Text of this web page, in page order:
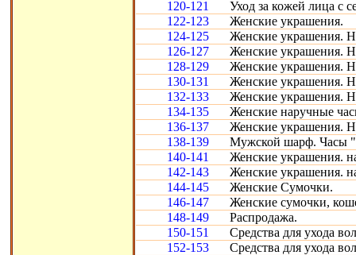
120-121
Уход за кожей лица с
122-123
Женские украшения.
124-125
Женские украшения.
126-127
Женские украшения.
128-129
Женские украшения.
130-131
Женские украшения.
132-133
Женские украшения.
134-135
Женские наручные
136-137
Женские украшения.
138-139
Мужской шарф. Часы
140-141
Женские украшения.
142-143
Женские украшения.
144-145
Женские Сумочки.
146-147
Женские сумочки,
148-149
Распродажа.
150-151
Средства для ухода
152-153
Средства для ухода